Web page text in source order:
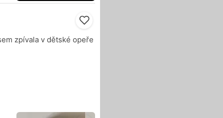
zpívala v dětské opeře